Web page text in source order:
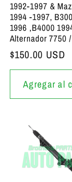
1992-1997 &
1994 -1997,
1996 ,B4000
Alternador 7750
Precio bajo de
$150.00 USD
Agregar al